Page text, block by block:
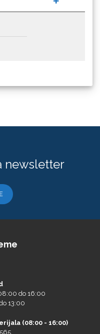
newsletter
do 16:00
13:00
(08:00 - 16:00)